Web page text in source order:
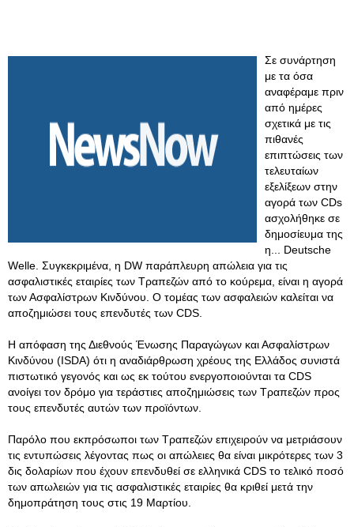
Σε συνάρτηση
με τα όσα
αναφέραμε πριν
από ημέρες
σχετικά με τις
πιθανές
επιπτώσεις των
τελευταίων
εξελίξεων στην
αγορά των CDs
ασχολήθηκε σε
δημοσίευμα της
η... Deutsche
Welle. Συγκεκριμένα, η DW παράπλευρη απώλεια για τις
ασφαλιστικές εταιρίες των Τραπεζών από το κούρεμα, είναι η αγορά
των Ασφαλίστρων Κινδύνου. Ο τομέας των ασφαλειών καλείται να
αποζημιώσει τους επενδυτές των CDS.
Η απόφαση της Διεθνούς Ένωσης Παραγώγων και Ασφαλίστρων
Κινδύνου (ISDA) ότι η αναδιάρθρωση χρέους της Ελλάδος συνιστά
πιστωτικό γεγονός και ως εκ τούτου ενεργοποιούνται τα CDS
ανοίγει τον δρόμο για τεράστιες αποζημιώσεις των Τραπεζών προς
τους επενδυτές αυτών των προϊόντων.
Παρόλο που εκπρόσωποι των Τραπεζών επιχειρούν να μετριάσουν
τις εντυπώσεις λέγοντας πως οι απώλειες θα είναι μικρότερες των 3
δις δολαρίων που έχουν επενδυθεί σε ελληνικά CDS το τελικό ποσό
των απωλειών για τις ασφαλιστικές εταιρίες θα κριθεί μετά την
δημοπράτηση τους στις 19 Μαρτίου.